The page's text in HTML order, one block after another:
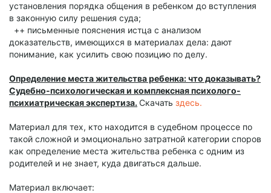
установления порядка общения в ребенком до вступления
в законную силу решения суда;
++ письменные пояснения истца с анализом
доказательств, имеющихся в материалах дела: дают
понимание, как усилить свою позицию по делу.
Определение места жительства ребенка: что доказывать?
Судебно-психологическая и комплексная психолого-
психиатрическая экспертиза. Скачать здесь.
Материал для тех, кто находится в судебном процессе по
такой сложной и эмоционально затратной категории споров
как определение места жительства ребенка с одним из
родителей и не знает, куда двигаться дальше.
Материал включает: